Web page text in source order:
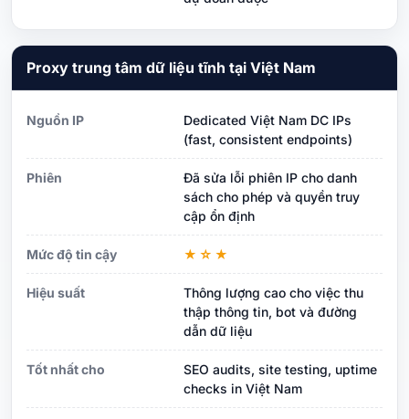
Proxy trung tâm dữ liệu tĩnh tại Việt Nam
Nguồn IP
Dedicated Việt Nam DC IPs
(fast, consistent endpoints)
Phiên
Đã sửa lỗi phiên IP cho danh
sách cho phép và quyền truy
cập ổn định
Mức độ tin cậy ★☆★
Hiệu suất
Thông lượng cao cho việc thu
thập thông tin, bot và đường
dẫn dữ liệu
Tốt nhất cho
SEO audits, site testing, uptime
checks in Việt Nam